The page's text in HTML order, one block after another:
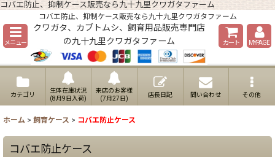
コバエ防止、抑制ケース販売なら九十九里クワガタファーム
コバエ防止、抑制ケース販売なら九十九里クワガタファーム
メニュー
クワガタ、カブトムシ、飼育用品販売専門店
の九十九里クワガタファーム
カート MYPAGE
カテゴリ
生体在庫状況
(8月9日入荷)
来店のお客様
(7月27日)
店長日記 問い合わせ その他
ホーム > 飼育ケース > コバエ防止ケース
コバエ防止ケース